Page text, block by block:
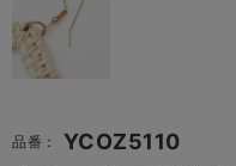
品番：
YCOZ5110